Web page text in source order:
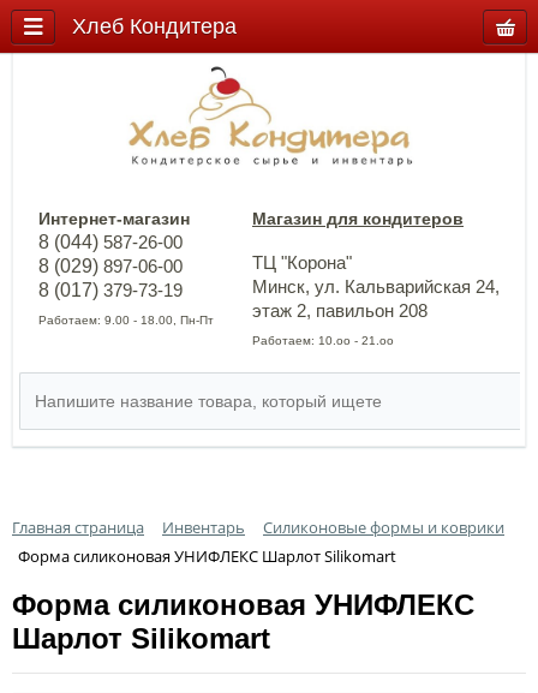
Интернет-магазин
8 (044) 587-26-00
8 (029) 897-06-00
8 (017) 379-73-19
Работаем: 9.00 - 18.00, Пн-Пт
Магазин для кондитеров
ТЦ "Корона"
Минск, ул. Кальварийская 24,
этаж 2, павильон 208
Работаем: 10.оо - 21.оо
Главная страница Инвентарь
Силиконовые формы и коврики
Форма силиконовая УНИФЛЕКС Шарлот Silikomart
Форма силиконовая УНИФЛЕКС
Шарлот Silikomart
Хлеб Кондитера